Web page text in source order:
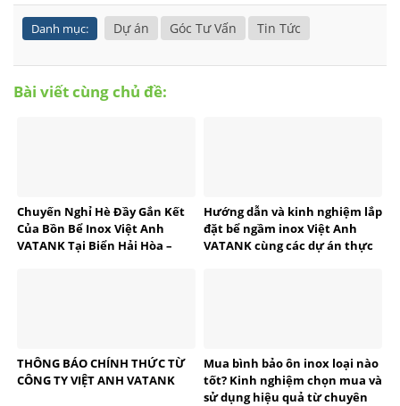
Danh mục: Dự án Góc Tư Vấn Tin Tức
Bài viết cùng chủ đề:
Chuyến Nghỉ Hè Đầy Gắn Kết
Của Bồn Bể Inox Việt Anh
VATANK Tại Biển Hải Hòa –
Hướng dẫn và kinh nghiệm lắp
đặt bể ngầm inox Việt Anh
VATANK cùng các dự án thực
THÔNG BÁO CHÍNH THỨC TỪ
CÔNG TY VIỆT ANH VATANK
Mua bình bảo ôn inox loại nào
tốt? Kinh nghiệm chọn mua và
sử dụng hiệu quả từ chuyên